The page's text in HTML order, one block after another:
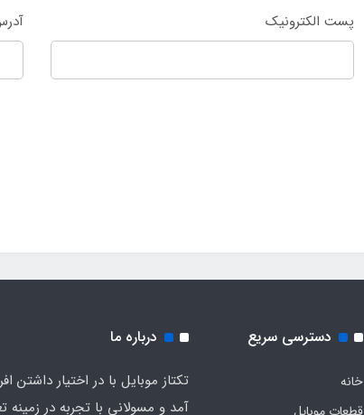
پست الکترونیک
دسترسی سریع
خانه
درباره ما
تکتاز موبایل با در اختیار داشتن
آمد و مسولانی با تجربه در زمینه